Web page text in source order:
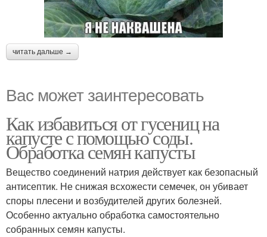
читать дальше →
Вас может заинтересовать
Как избавиться от гусениц на
капусте с помощью соды.
Обработка семян капусты
Вещество соединений натрия действует как безопасный
антисептик. Не снижая всхожести семечек, он убивает
споры плесени и возбудителей других болезней.
Особенно актуально обработка самостоятельно
собранных семян капусты.